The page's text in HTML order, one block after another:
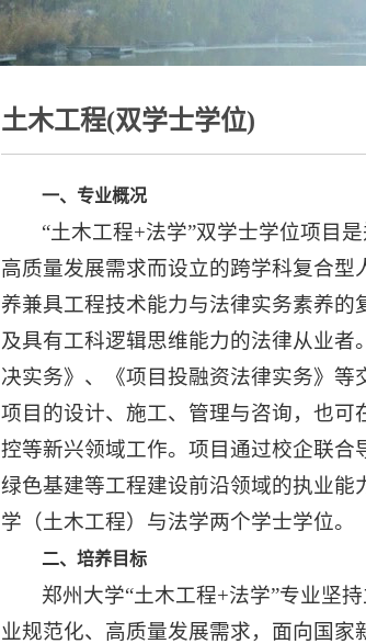
土木工程(双学士学位)
一、专业概况
“土木工程+法学”双学士学位项目
高质量发展需求而设立的跨学科复合
养兼具工程技术能力与法律实务素养
及具有工科逻辑思维能力的法律从业
决实务》、《项目投融资法律实务》
项目的设计、施工、管理与咨询，也
控等新兴领域工作。项目通过校企联合
绿色基建等工程建设前沿领域的执业
学（土木工程）与法学两个学士学位。
二、培养目标
郑州大学“土木工程+法学”专业坚
业规范化、高质量发展需求，面向国